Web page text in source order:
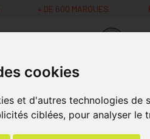
cookies
et d'autres technologies
ciblées, pour analyser
+ DE 600 MARQUES
Parapharmacie -
Cosmétiques